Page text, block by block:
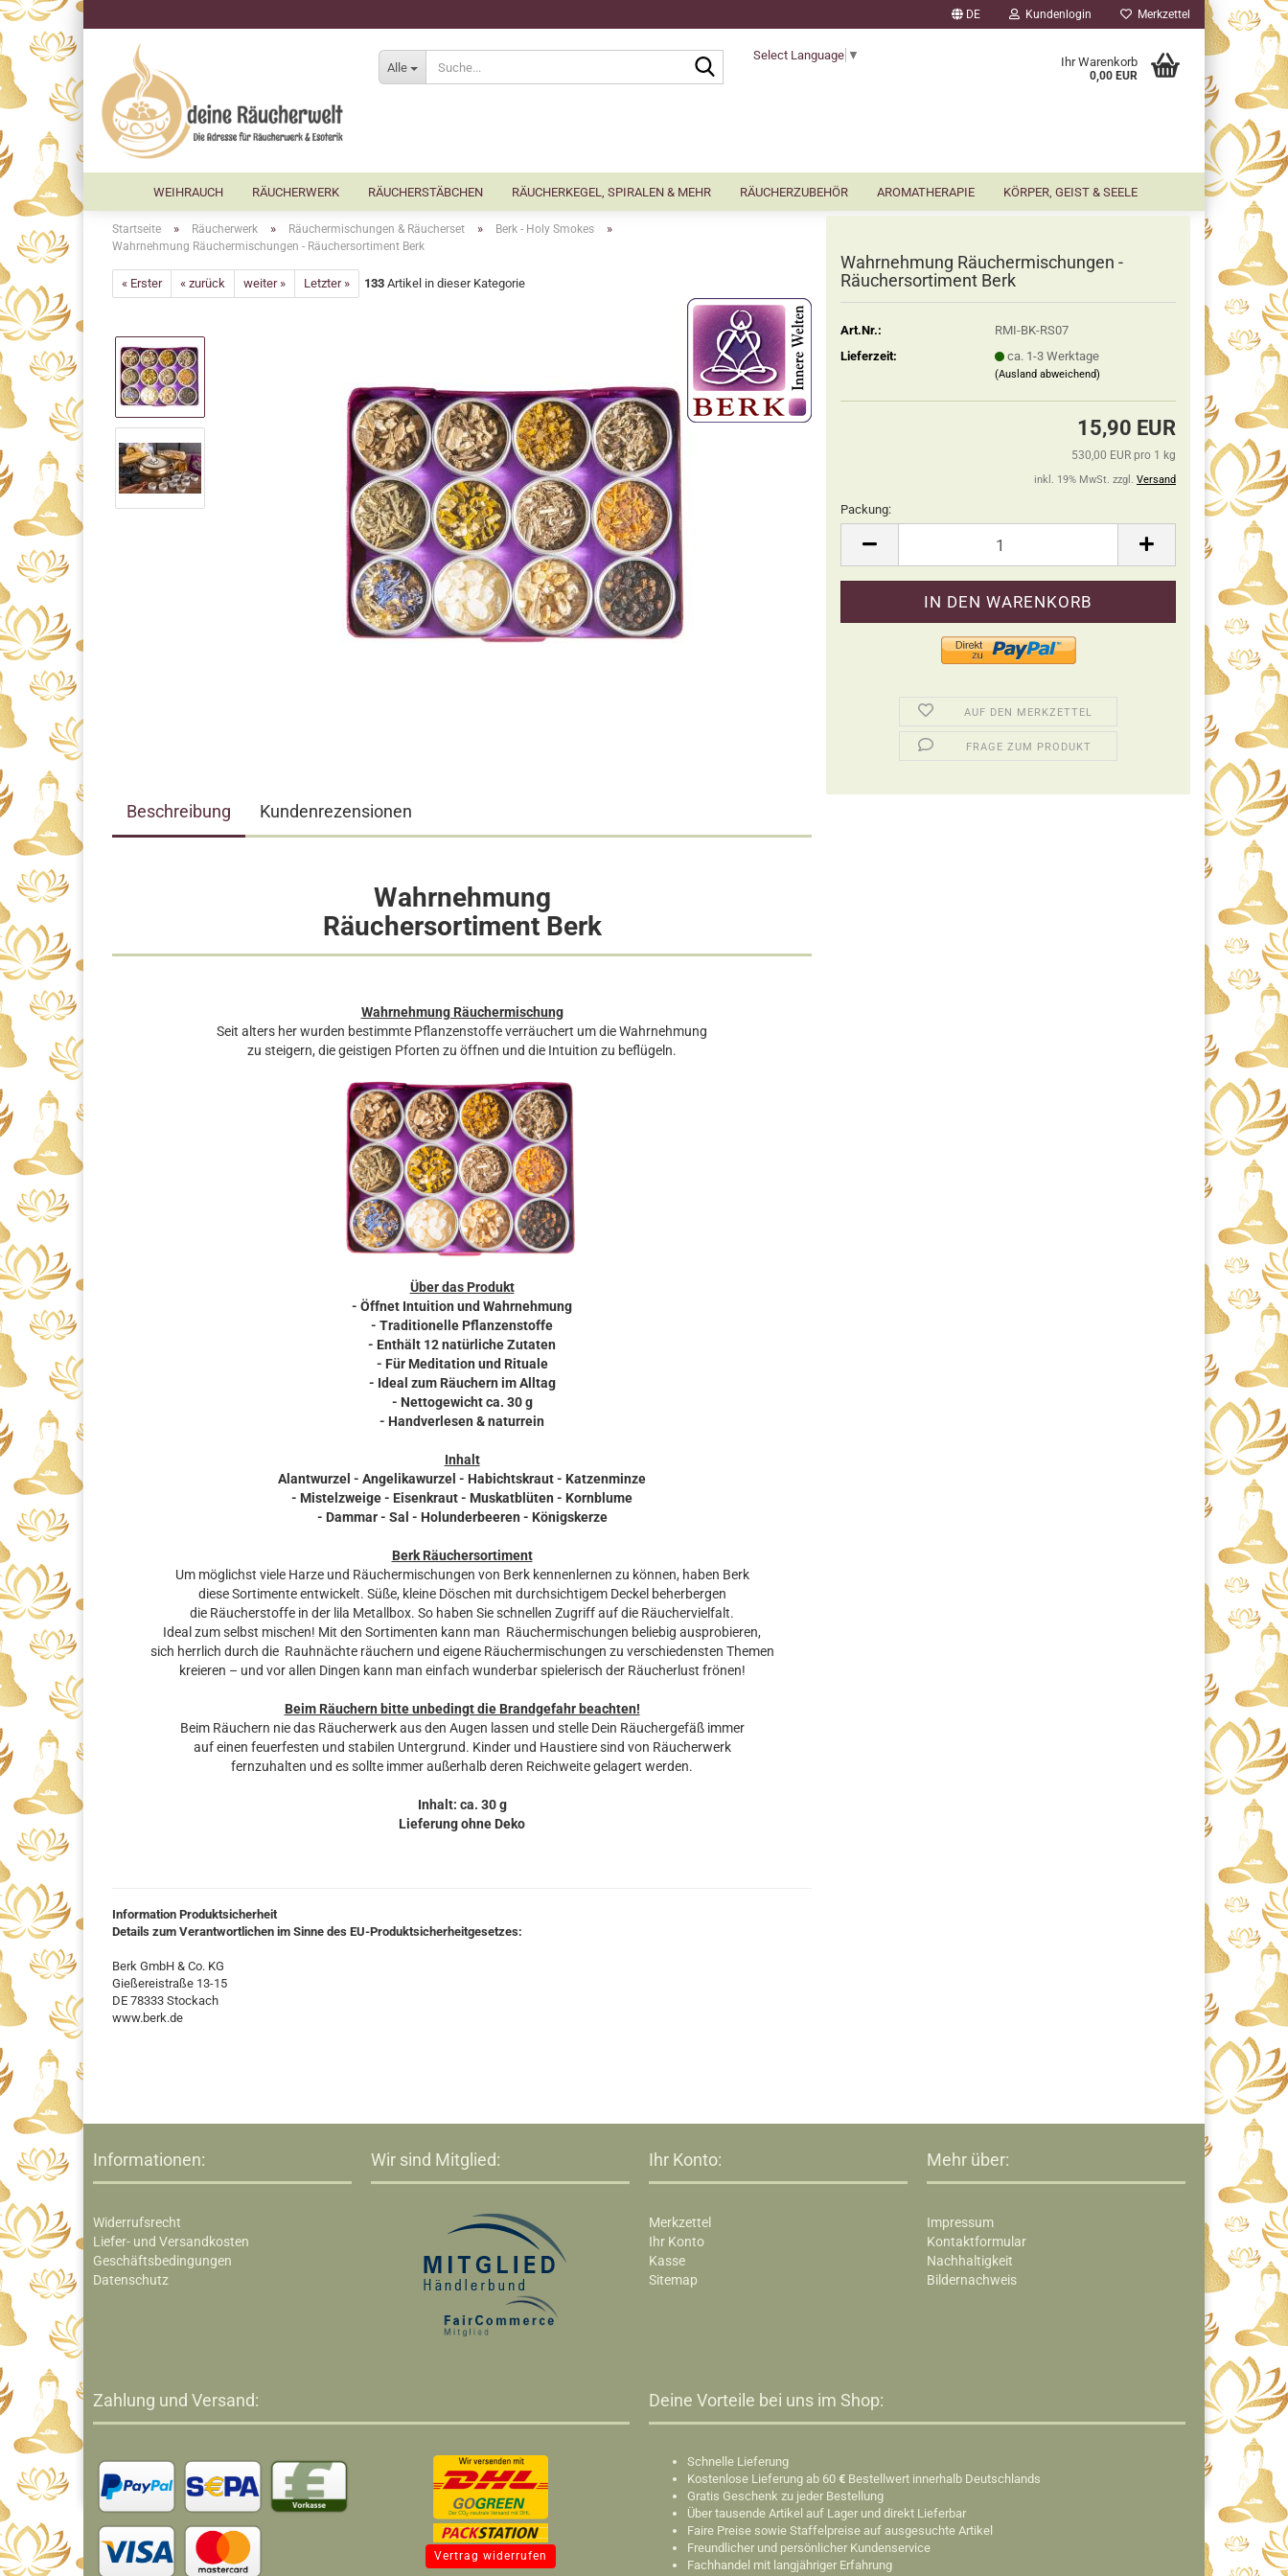
DE Kundenlogin Merkzettel
Alle
Suche...Select Language ▼ Ihr Warenkorb
0,00 EUR
WEIHRAUCH RÄUCHERWERK RÄUCHERSTÄBCHEN RÄUCHERKEGEL, SPIRALEN & MEHR RÄUCHERZUBEHÖR AROMATHERAPIE KÖRPER, GEIST & SEELE
Startseite » Räucherwerk » Räuchermischungen & Räucherset » Berk - Holy Smokes »
Wahrnehmung Räuchermischungen - Räuchersortiment Berk
« Erster « zurück weiter » Letzter » 133 Artikel in dieser Kategorie
Wahrnehmung Räuchermischungen -
Räuchersortiment Berk
Art.Nr.:
RMI-BK-RS07
Lieferzeit:
ca. 1-3 Werktage
(Ausland abweichend)
15,90 EUR
530,00 EUR pro 1 kg
inkl. 19% MwSt. zzgl. Versand
Packung:
Packung
AUF DEN MERKZETTEL
FRAGE ZUM PRODUKT
Beschreibung Kundenrezensionen
Wahrnehmung
Räuchersortiment Berk
Wahrnehmung Räuchermischung
Seit alters her wurden bestimmte Pflanzenstoffe verräuchert um die Wahrnehmung
zu steigern, die geistigen Pforten zu öffnen und die Intuition zu beflügeln.
Über das Produkt
- Öffnet Intuition und Wahrnehmung
- Traditionelle Pflanzenstoffe
- Enthält 12 natürliche Zutaten
- Für Meditation und Rituale
- Ideal zum Räuchern im Alltag
- Nettogewicht ca. 30 g
- Handverlesen & naturrein
Inhalt
Alantwurzel - Angelikawurzel - Habichtskraut - Katzenminze
- Mistelzweige - Eisenkraut - Muskatblüten - Kornblume
- Dammar - Sal - Holunderbeeren - Königskerze
Berk Räuchersortiment
Um möglichst viele Harze und Räuchermischungen von Berk kennenlernen zu können, haben Berk
diese Sortimente entwickelt. Süße, kleine Döschen mit durchsichtigem Deckel beherbergen
die Räucherstoffe in der lila Metallbox. So haben Sie schnellen Zugriff auf die Räuchervielfalt.
Ideal zum selbst mischen! Mit den Sortimenten kann man Räuchermischungen beliebig ausprobieren,
sich herrlich durch die Rauhnächte räuchern und eigene Räuchermischungen zu verschiedensten Themen
kreieren – und vor allen Dingen kann man einfach wunderbar spielerisch der Räucherlust frönen!
Beim Räuchern bitte unbedingt die Brandgefahr beachten!
Beim Räuchern nie das Räucherwerk aus den Augen lassen und stelle Dein Räuchergefäß immer
auf einen feuerfesten und stabilen Untergrund. Kinder und Haustiere sind von Räucherwerk
fernzuhalten und es sollte immer außerhalb deren Reichweite gelagert werden.
Inhalt: ca. 30 g
Lieferung ohne Deko
Information Produktsicherheit
Details zum Verantwortlichen im Sinne des EU-Produktsicherheitgesetzes:
Berk GmbH & Co. KG
Gießereistraße 13-15
DE 78333 Stockach
www.berk.de
Informationen:
Widerrufsrecht
Liefer- und Versandkosten
Geschäftsbedingungen
Datenschutz
Wir sind Mitglied: Ihr Konto:
Merkzettel
Ihr Konto
Kasse
Sitemap
Mehr über:
Impressum
Kontaktformular
Nachhaltigkeit
Bildernachweis
Zahlung und Versand:
Vertrag widerrufen
Deine Vorteile bei uns im Shop:​
Schnelle Lieferung
Kostenlose Lieferung ab 60 € Bestellwert innerhalb Deutschlands
Gratis Geschenk zu jeder Bestellung
Über tausende Artikel auf Lager und direkt Lieferbar
Faire Preise sowie Staffelpreise auf ausgesuchte Artikel
Freundlicher und persönlicher Kundenservice
Fachhandel mit langjähriger Erfahrung